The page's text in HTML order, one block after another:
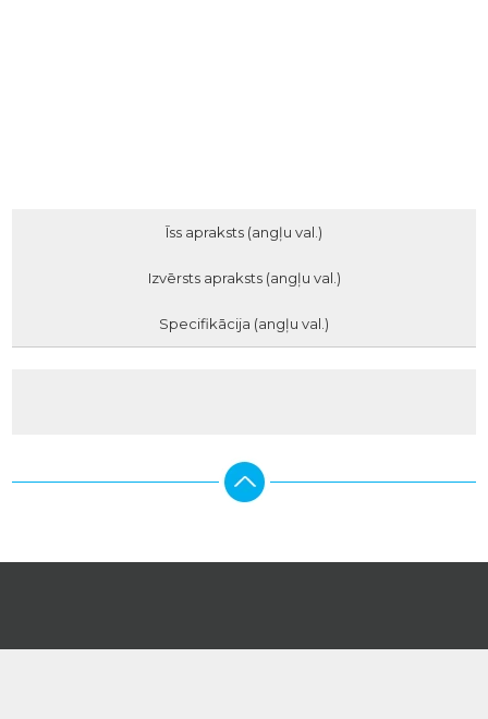
Īss apraksts (angļu val.)
Izvērsts apraksts (angļu val.)
Specifikācija (angļu val.)